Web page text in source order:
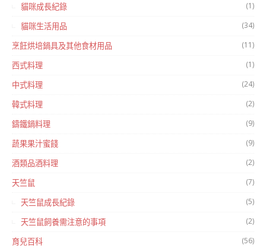
貓咪成長紀錄 (1)
貓咪生活用品 (34)
烹飪烘培鍋具及其他食材用品 (11)
西式料理 (1)
中式料理 (24)
韓式料理 (2)
鑄鐵鍋料理 (9)
蔬果果汁蜜餞 (9)
酒類品酒料理 (2)
天竺鼠 (7)
天竺鼠成長紀錄 (5)
天竺鼠飼養需注意的事項 (2)
育兒百科 (56)